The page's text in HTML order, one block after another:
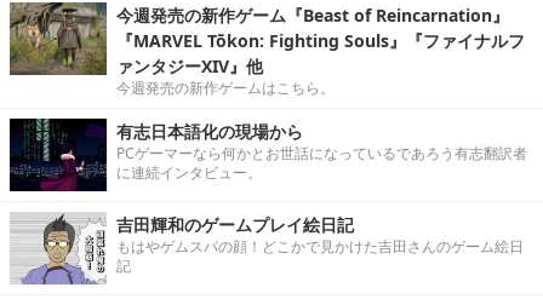
今週発売の新作ゲーム『Beast of Reincarnation』
『MARVEL Tōkon: Fighting Souls』『ファイナルフ
ァンタジーXIV』他
今週発売の新作ゲームはこちら。
有志日本語化の現場から
PCゲーマーなら何かとお世話になっているであろう有志翻訳者
に連続インタビュー。
吉田輝和のゲームプレイ絵日記
もはやゲムスパの顔！どこかで見かけた吉田さんのゲーム絵日
記